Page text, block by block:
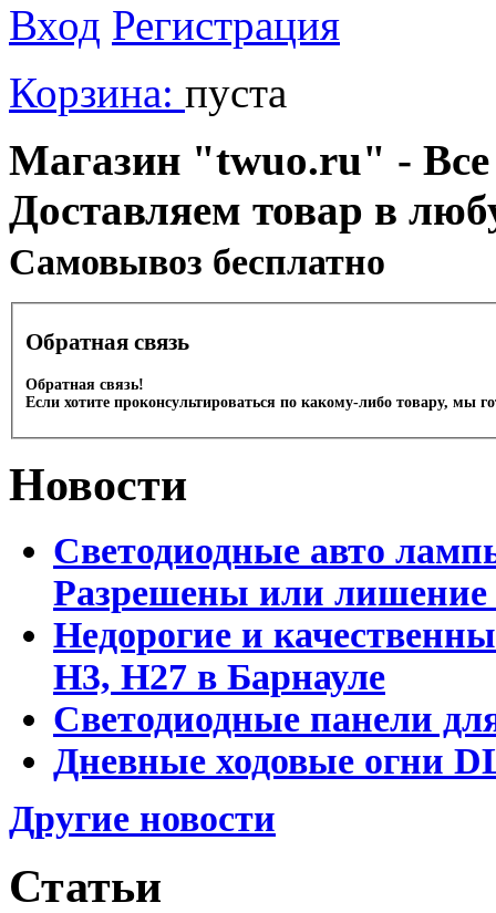
Вход Регистрация
Корзина: пуста
Магазин "twuo.ru" - Все
Доставляем товар в
Cамовывоз бесплатно
Обратная связь
Обратная связь!
Если хотите проконсультироваться по какому-либо товару, мы
Новости
Светодиодные авто
Разрешены или лишение
Недорогие и
Н3, Н27 в Барнауле
Светодиодные панели
Дневные ходовые огни
Другие новости
Статьи